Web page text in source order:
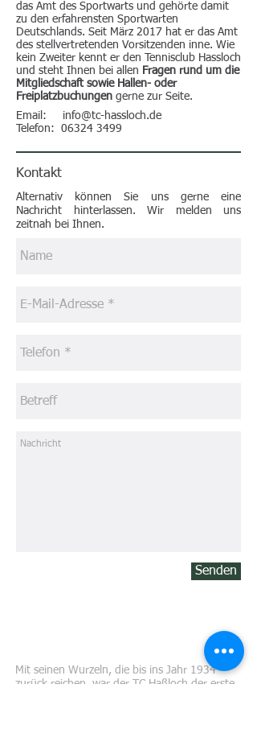
das Amt des Sportwarts und gehörte damit
zu den erfahrensten Sportwarten
Deutschlands. Seit März 2017 hat er das Amt
des stellvertretenden Vorsitzenden inne. Wie
kein Zweiter kennt er den Tennisclub Hassloch
und steht Ihnen bei allen Fragen rund um die
Mitgliedschaft sowie Hallen- oder
Freiplatzbuchungen gerne zur Seite.
Email: info@tc-hassloch.de
Telefon: 06324 3499
Kontakt
Alternativ können Sie uns gerne eine
Nachricht hinterlassen. Wir melden uns
zeitnah bei Ihnen.
Senden
Mit seinen Wurzeln, die bis ins Jahr 1934
zurück reichen, war der TC Haßloch der erste